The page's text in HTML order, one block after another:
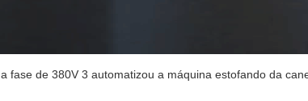
a fase de 380V 3 automatizou a máquina estofando da